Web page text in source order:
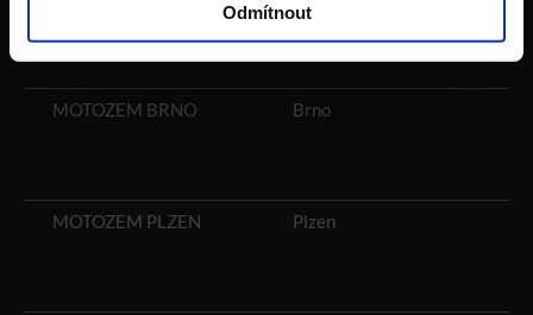
Odmítnout
MOTOZEM BRNO Brno
MOTOZEM PLZEN Plzen